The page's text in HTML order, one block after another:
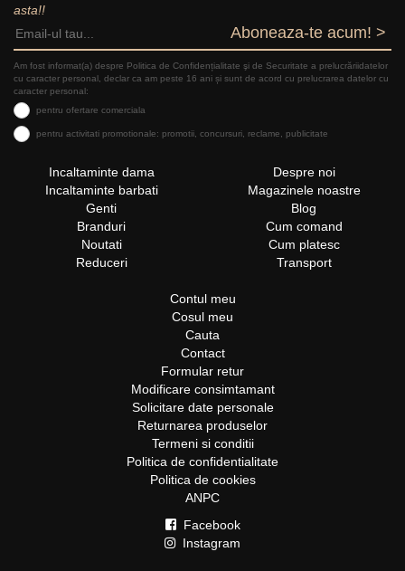
asta!!
Aboneaza-te acum! >
Am fost informat(a) despre Politica de Confidențialitate şi de Securitate a prelucrăriidatelor
cu caracter personal, declar ca am peste 16 ani și sunt de acord cu prelucrarea datelor cu
caracter personal:
pentru ofertare comerciala
pentru activitati promotionale: promotii, concursuri, reclame, publicitate
Incaltaminte dama
Incaltaminte barbati
Genti
Branduri
Noutati
Reduceri
Despre noi
Magazinele noastre
Blog
Cum comand
Cum platesc
Transport
Contul meu
Cosul meu
Cauta
Contact
Formular retur
Modificare consimtamant
Solicitare date personale
Returnarea produselor
Termeni si conditii
Politica de confidentialitate
Politica de cookies
ANPC
Facebook
Instagram